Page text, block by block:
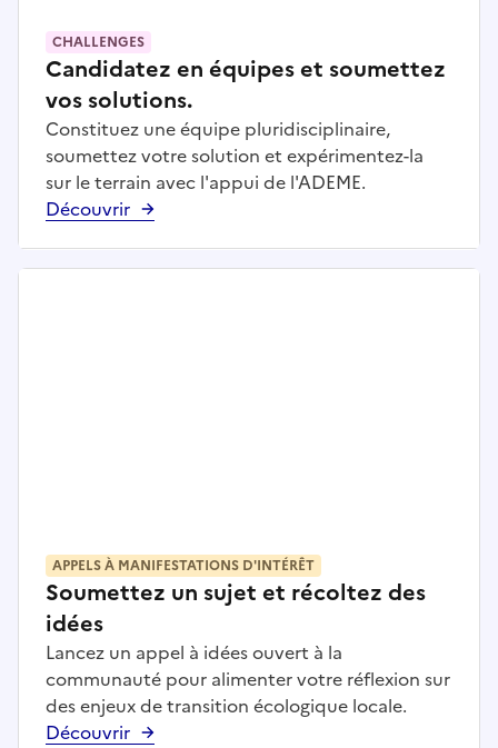
CHALLENGES
Candidatez en équipes et soumettez
vos solutions.
Constituez une équipe pluridisciplinaire,
soumettez votre solution et expérimentez-la
sur le terrain avec l'appui de l'ADEME.
Découvrir
APPELS À MANIFESTATIONS D'INTÉRÊT
Soumettez un sujet et récoltez des
idées
Lancez un appel à idées ouvert à la
communauté pour alimenter votre réflexion sur
des enjeux de transition écologique locale.
Découvrir